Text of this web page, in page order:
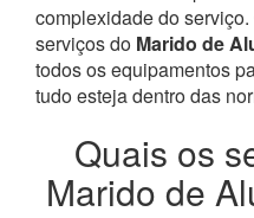
complexidade do
serviços do Marido de
todos os equipamentos
tudo esteja dentro das
Quais os
Marido de